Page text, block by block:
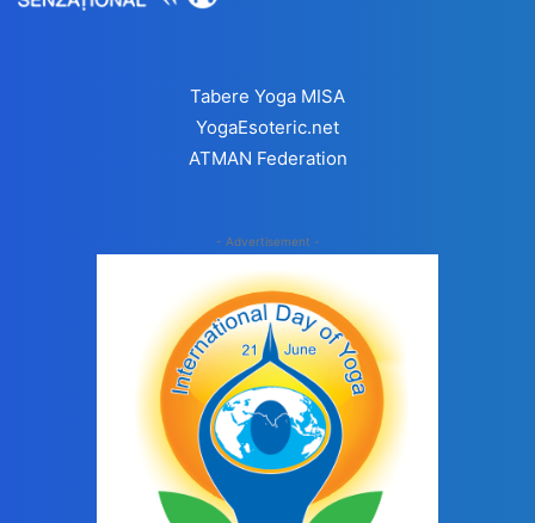
Tabere Yoga MISA
YogaEsoteric.net
ATMAN Federation
- Advertisement -